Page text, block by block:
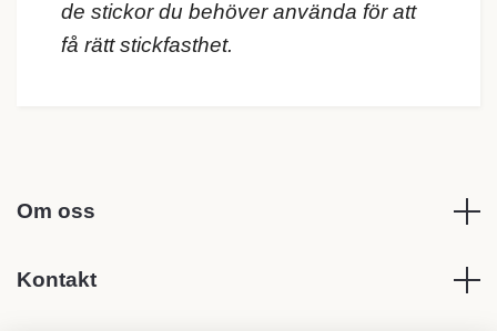
de stickor du behöver använda för att
få rätt stickfasthet.
Om oss
Kontakt